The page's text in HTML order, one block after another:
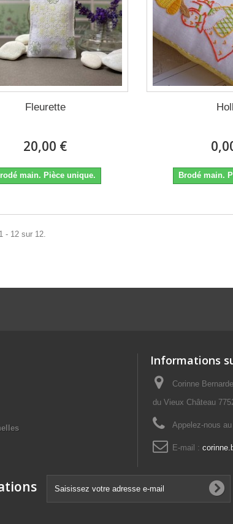
Fleurette
20,00 €
main. Pièce unique. Brodé main.
- 12 sur 12.
Informations
Corinne
du Vieux Château
Appelez-nous
E-mail :